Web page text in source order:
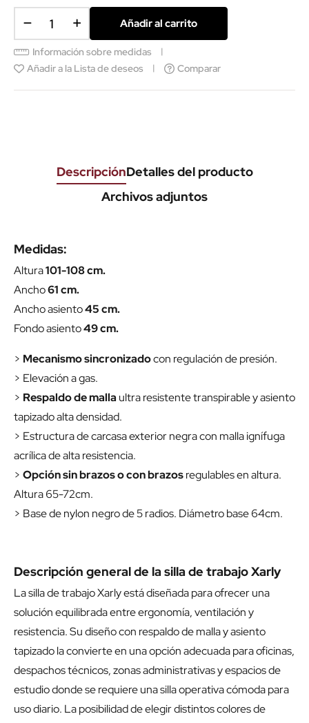
Añadir al carrito
Información sobre medidas
Añadir a la Lista de deseos
Comparar
DescripciónDetalles del producto
Archivos adjuntos
Medidas:
Altura101-108 cm.
Ancho61 cm.
Ancho asiento45 cm.
Fondo asiento49 cm.
> Mecanismo sincronizadocon regulación de presión.
> Elevación a gas.
> Respaldo de malla ultra resistente transpirable y asiento
tapizado alta densidad.
> Estructura de carcasa exterior negra con malla ignífuga
acrílica de alta resistencia.
> Opción sin brazos o con brazosregulables en altura.
Altura 65-72cm.
> Base de nylon negro de 5 radios. Diámetro base 64cm.
Descripción general de la silla de trabajo Xarly
La silla de trabajo Xarly está diseñada para ofrecer una
solución equilibrada entre ergonomía, ventilación y
resistencia. Su diseño con respaldo de malla y asiento
tapizado la convierte en una opción adecuada para oficinas,
despachos técnicos, zonas administrativas y espacios de
estudio donde se requiere una silla operativa cómoda para
uso diario. La posibilidad de elegir distintos colores de